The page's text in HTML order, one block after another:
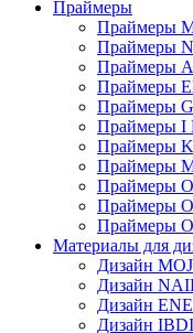
Праймеры
Праймеры
Праймеры
Праймеры
Праймеры
Праймеры
Праймеры I
Праймеры
Праймеры
Праймеры
Праймеры
Праймеры
Материалы для
Дизайн
Дизайн
Дизайн
Дизайн